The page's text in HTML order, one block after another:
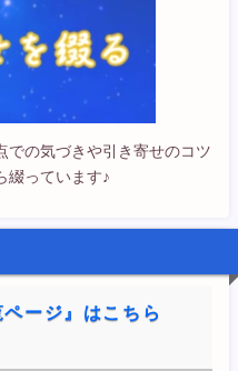
での気づきや引き寄せのコツ
綴っています♪
ページ』はこちら